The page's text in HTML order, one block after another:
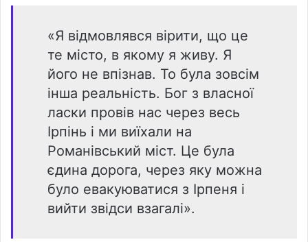
«Я відмовлявся вірити, що це
те місто, в якому я живу. Я
його не впізнав. То була зовсім
інша реальність. Бог з власної
ласки провів нас через весь
Ірпінь і ми виїхали на
Романівський міст. Це була
єдина дорога, через яку можна
було евакуюватися з Ірпеня і
вийти звідси взагалі».